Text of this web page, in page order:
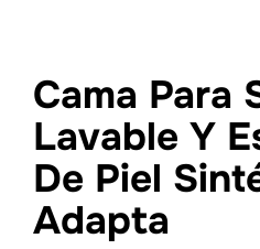
Cama Para
Lavable Y
De Piel
Adapta